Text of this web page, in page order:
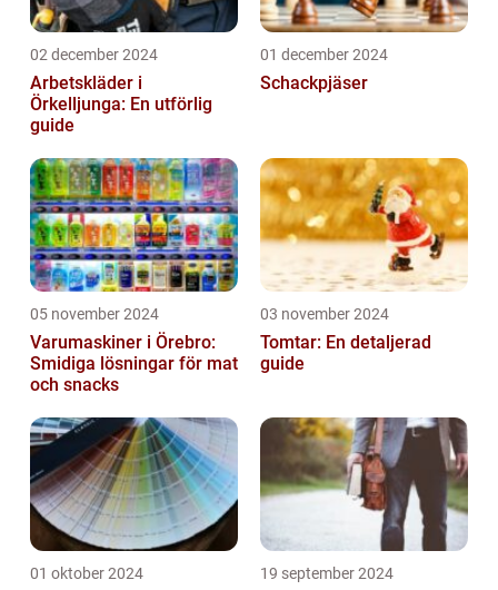
02 december 2024
Arbetskläder i
Örkelljunga: En utförlig
guide
01 december 2024
Schackpjäser
05 november 2024
Varumaskiner i Örebro:
Smidiga lösningar för mat
och snacks
03 november 2024
Tomtar: En detaljerad
guide
01 oktober 2024 19 september 2024